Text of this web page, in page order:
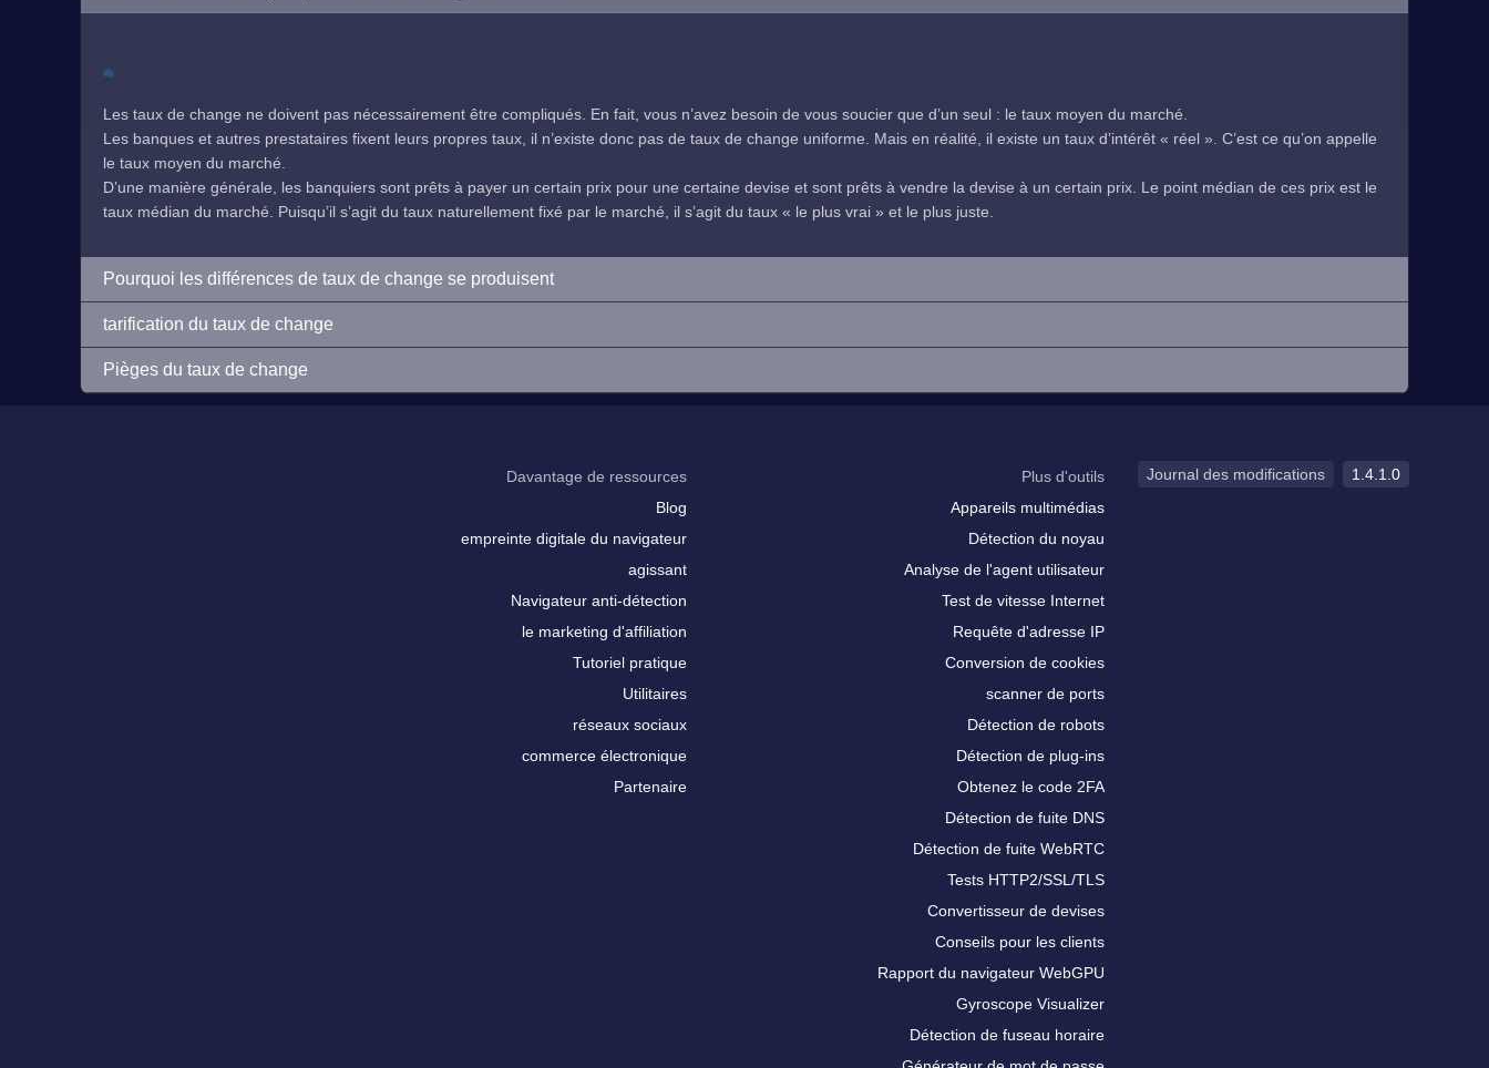
Les taux de change ne doivent pas nécessairement être compliqués. En fait, vous n’avez besoin de vous soucier que d’un seul : le taux moyen du marché.
Les banques et autres prestataires fixent leurs propres taux, il n’existe donc pas de taux de change uniforme. Mais en réalité, il existe un taux d’intérêt « réel ». C’est ce qu’on appelle
le taux moyen du marché.
D’une manière générale, les banquiers sont prêts à payer un certain prix pour une certaine devise et sont prêts à vendre la devise à un certain prix. Le point médian de ces prix est le
taux médian du marché. Puisqu’il s’agit du taux naturellement fixé par le marché, il s’agit du taux « le plus vrai » et le plus juste.
Pourquoi les différences de taux de change se produisent
tarification du taux de change
Pièges du taux de change
Davantage de ressources
Blog
empreinte digitale du navigateur
agissant
Navigateur anti-détection
le marketing d'affiliation
Tutoriel pratique
Utilitaires
réseaux sociaux
commerce électronique
Partenaire
Plus d'outils
Appareils multimédias
Détection du noyau
Analyse de l'agent utilisateur
Test de vitesse Internet
Requête d'adresse IP
Conversion de cookies
scanner de ports
Détection de robots
Détection de plug-ins
Obtenez le code 2FA
Détection de fuite DNS
Détection de fuite WebRTC
Tests HTTP2/SSL/TLS
Convertisseur de devises
Conseils pour les clients
Rapport du navigateur WebGPU
Gyroscope Visualizer
Détection de fuseau horaire
Journal des modifications 1.4.1.0